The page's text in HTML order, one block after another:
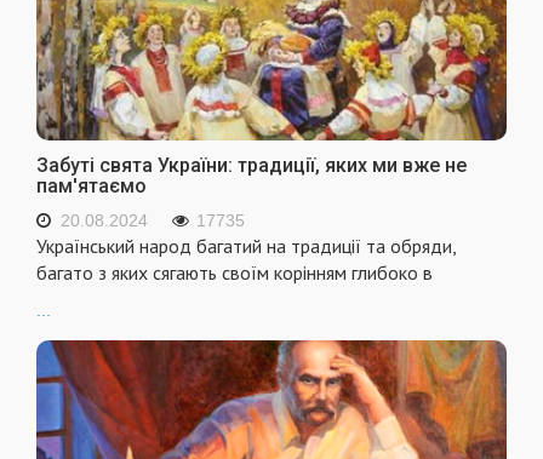
Забуті свята України: традиції, яких ми вже не
пам'ятаємо
20.08.2024 17735
Український народ багатий на традиції та обряди,
багато з яких сягають своїм корінням глибоко в
...